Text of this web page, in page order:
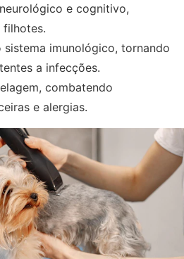
e cognitivo,
filhotes.
imunológico, tornando
a infecções.
combatendo
e alergias.